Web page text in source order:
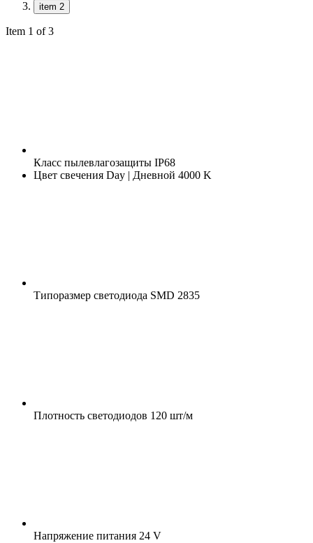
item 2
Item 1 of 3
Класс пылевлагозащиты IP68
Цвет свечения Day | Дневной 4000 K
Типоразмер светодиода SMD 2835
Плотность светодиодов 120 шт/м
Напряжение питания 24 V